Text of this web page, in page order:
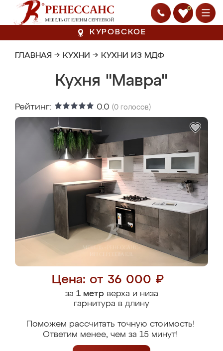
0
КУРОВСКОЕ
ГЛАВНАЯ → КУХНИ → КУХНИ ИЗ МДФ
Кухня "Мавра"
Рейтинг: 0.0 (0 голосов)
Цена: от 36 000 ₽
за 1 метрверха и низа
гарнитура в длину
Поможем рассчитать точную стоимость!
Ответим менее, чем за 15 минут!